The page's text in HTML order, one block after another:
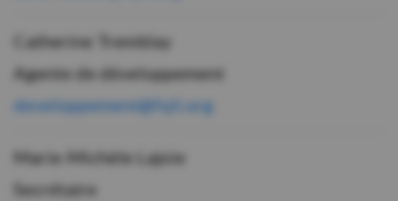
Catherine Tremblay
Agente de développement
developpement@fqli.org
Marie-Michèle Lajoie
Secrétaire